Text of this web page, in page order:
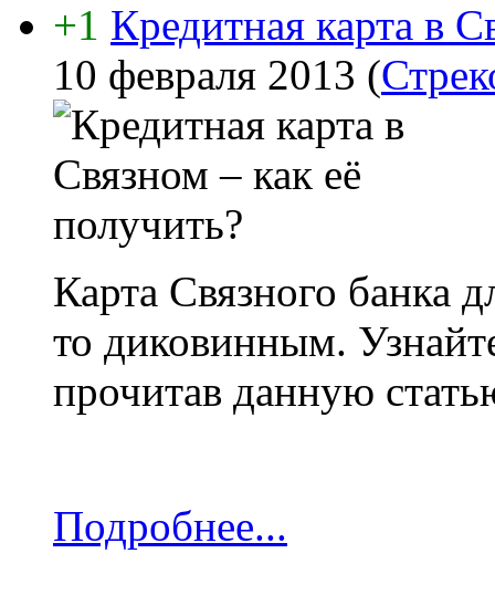
+1 Кредитная карта в
10 февраля 2013 (
Карта Связного банка
то диковинным.
прочитав данную
Подробнее...